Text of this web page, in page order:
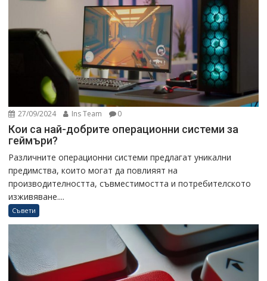
27/09/2024 Ins Team 0
Кои са най-добрите операционни системи за
геймъри?
Различните операционни системи предлагат уникални
предимства, които могат да повлияят на
производителността, съвместимостта и потребителското
изживяване....
Съвети